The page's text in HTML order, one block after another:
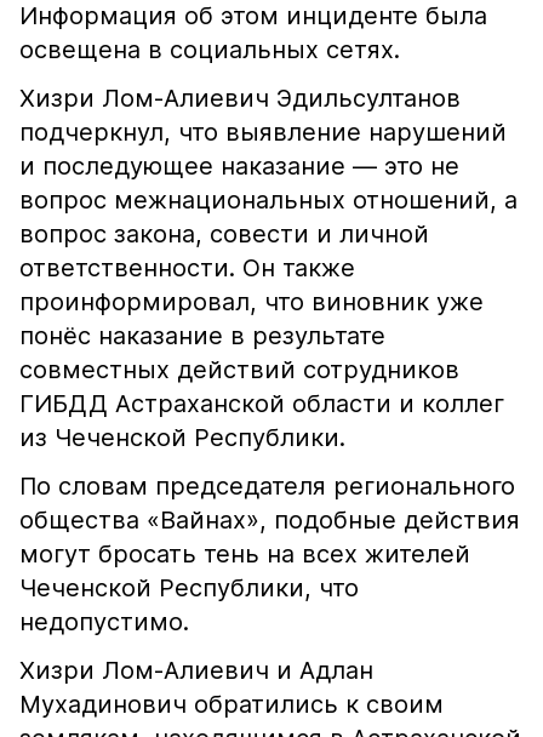
Информация об этом инциденте была
освещена в социальных сетях.
Хизри Лом-Алиевич Эдильсултанов
подчеркнул, что выявление нарушений
и последующее наказание — это не
вопрос межнациональных отношений, а
вопрос закона, совести и личной
ответственности. Он также
проинформировал, что виновник уже
понёс наказание в результате
совместных действий сотрудников
ГИБДД Астраханской области и коллег
из Чеченской Республики.
По словам председателя регионального
общества «Вайнах», подобные действия
могут бросать тень на всех жителей
Чеченской Республики, что
недопустимо.
Хизри Лом-Алиевич и Адлан
Мухадинович обратились к своим